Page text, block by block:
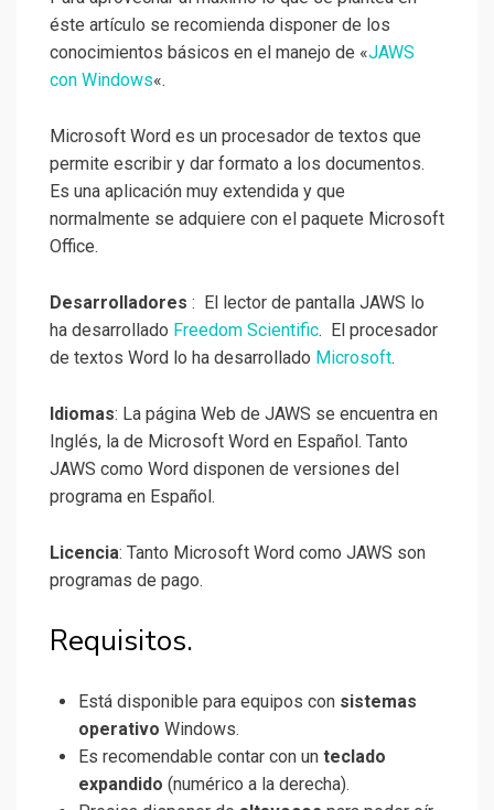
éste artículo se recomienda disponer de los
conocimientos básicos en el manejo de «JAWS
con Windows«.
Microsoft Word es un procesador de textos que
permite escribir y dar formato a los documentos.
Es una aplicación muy extendida y que
normalmente se adquiere con el paquete Microsoft
Office.
Desarrolladores : El lector de pantalla JAWS lo
ha desarrollado Freedom Scientific. El procesador
de textos Word lo ha desarrollado Microsoft.
Idiomas: La página Web de JAWS se encuentra en
Inglés, la de Microsoft Word en Español. Tanto
JAWS como Word disponen de versiones del
programa en Español.
Licencia: Tanto Microsoft Word como JAWS son
programas de pago.
Requisitos.
Está disponible para equipos con sistemas
operativo Windows.
Es recomendable contar con un teclado
expandido (numérico a la derecha).